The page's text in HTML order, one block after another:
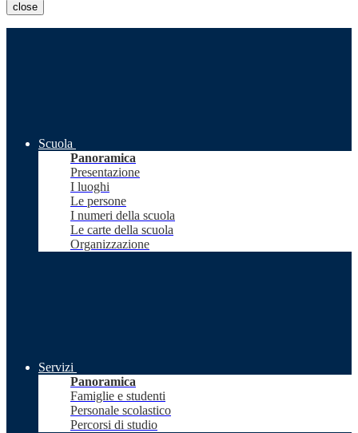
close
Scuola
Panoramica
Presentazione
I luoghi
Le persone
I numeri della scuola
Le carte della scuola
Organizzazione
Servizi
Panoramica
Famiglie e studenti
Personale scolastico
Percorsi di studio